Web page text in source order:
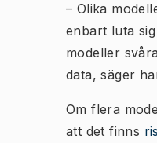
– Olika
enbart luta
modeller
data, säger
Om flera
att det finns